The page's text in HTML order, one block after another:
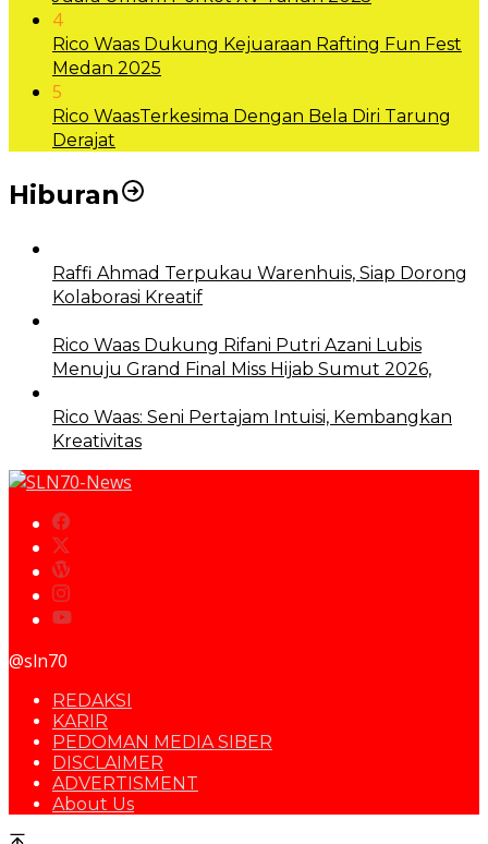
4
Rico Waas Dukung Kejuaraan Rafting Fun Fest
Medan 2025
5
Rico WaasTerkesima Dengan Bela Diri Tarung
Derajat
Hiburan
Raffi Ahmad Terpukau Warenhuis, Siap Dorong
Kolaborasi Kreatif
Rico Waas Dukung Rifani Putri Azani Lubis
Menuju Grand Final Miss Hijab Sumut 2026,
Rico Waas: Seni Pertajam Intuisi, Kembangkan
Kreativitas
@sln70
REDAKSI
KARIR
PEDOMAN MEDIA SIBER
DISCLAIMER
ADVERTISMENT
About Us